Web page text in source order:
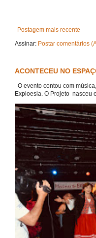
Postagem mais recente
Assinar: Postar comentários
ACONTECEU NO
O evento contou com
Exploesia. O Projeto nasceu